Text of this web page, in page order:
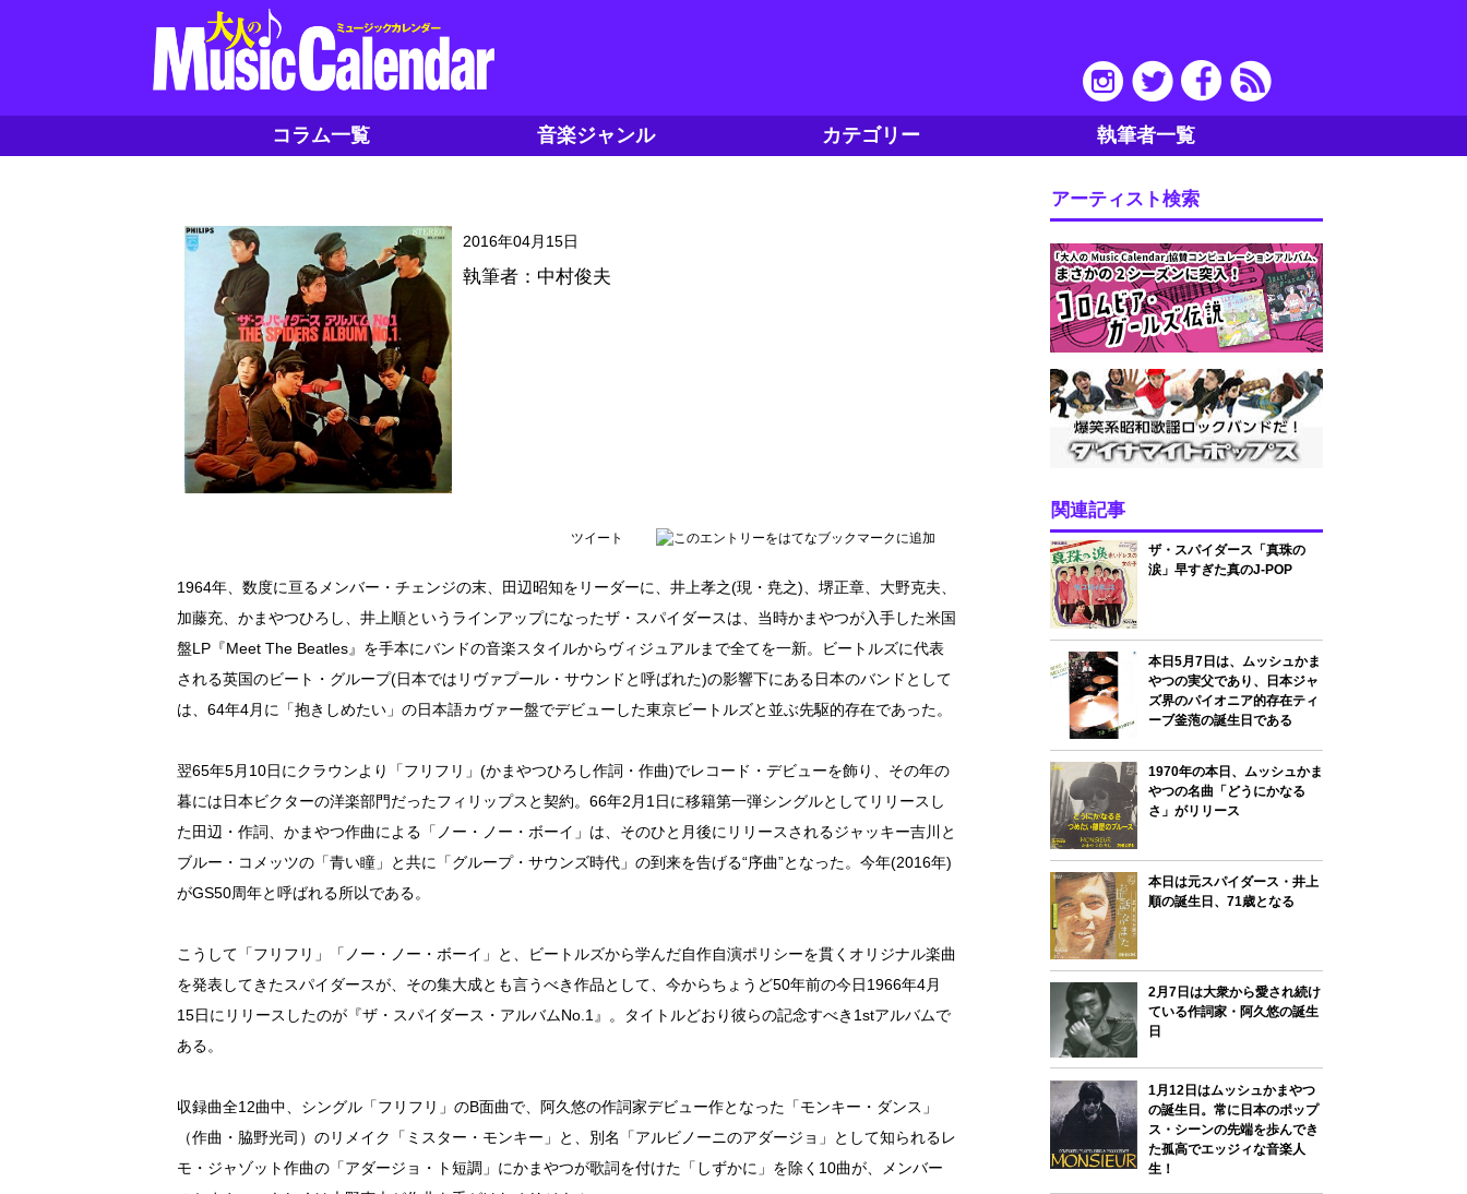
コラム一覧 音楽ジャンル カテゴリー 執筆者一覧
2016年04月15日
執筆者：中村俊夫
ツイート
1964年、数度に亘るメンバー・チェンジの末、田辺昭知をリーダーに、井上孝之(現・尭之)、堺正章、大野克夫、
加藤充、かまやつひろし、井上順というラインアップになったザ・スパイダースは、当時かまやつが入手した米国
盤LP『Meet The Beatles』を手本にバンドの音楽スタイルからヴィジュアルまで全てを一新。ビートルズに代表
される英国のビート・グループ(日本ではリヴァプール・サウンドと呼ばれた)の影響下にある日本のバンドとして
は、64年4月に「抱きしめたい」の日本語カヴァー盤でデビューした東京ビートルズと並ぶ先駆的存在であった。
翌65年5月10日にクラウンより「フリフリ」(かまやつひろし作詞・作曲)でレコード・デビューを飾り、その年の
暮には日本ビクターの洋楽部門だったフィリップスと契約。66年2月1日に移籍第一弾シングルとしてリリースし
た田辺・作詞、かまやつ作曲による「ノー・ノー・ボーイ」は、そのひと月後にリリースされるジャッキー吉川と
ブルー・コメッツの「青い瞳」と共に「グループ・サウンズ時代」の到来を告げる“序曲”となった。今年(2016年)
がGS50周年と呼ばれる所以である。
こうして「フリフリ」「ノー・ノー・ボーイ」と、ビートルズから学んだ自作自演ポリシーを貫くオリジナル楽曲
を発表してきたスパイダースが、その集大成とも言うべき作品として、今からちょうど50年前の今日1966年4月
15日にリリースしたのが『ザ・スパイダース・アルバムNo.1』。タイトルどおり彼らの記念すべき1stアルバムで
ある。
収録曲全12曲中、シングル「フリフリ」のB面曲で、阿久悠の作詞家デビュー作となった「モンキー・ダンス」
（作曲・脇野光司）のリメイク「ミスター・モンキー」と、別名「アルビノーニのアダージョ」として知られるレ
モ・ジャゾット作曲の「アダージョ・ト短調」にかまやつが歌詞を付けた「しずかに」を除く10曲が、メンバー
アーティスト検索
関連記事
ザ・スパイダース「真珠の
涙」早すぎた真のJ-POP
本日5月7日は、ムッシュかま
やつの実父であり、日本ジャ
ズ界のパイオニア的存在ティ
ーブ釜萢の誕生日である
1970年の本日、ムッシュかま
やつの名曲「どうにかなる
さ」がリリース
本日は元スパイダース・井上
順の誕生日、71歳となる
2月7日は大衆から愛され続け
ている作詞家・阿久悠の誕生
日
1月12日はムッシュかまやつ
の誕生日。常に日本のポップ
ス・シーンの先端を歩んでき
た孤高でエッジィな音楽人
生！